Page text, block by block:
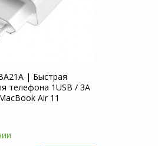
| Быстрая
телефона 1USB / 3A
Air 11